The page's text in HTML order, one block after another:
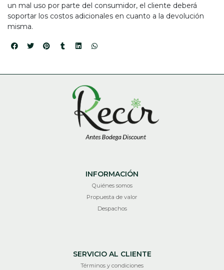
un mal uso por parte del consumidor, el cliente deberá
soportar los costos adicionales en cuanto a la devolución
misma.
INFORMACIÓN
Quiénes somos
Propuesta de valor
Despachos
SERVICIO AL CLIENTE
Términos y condiciones